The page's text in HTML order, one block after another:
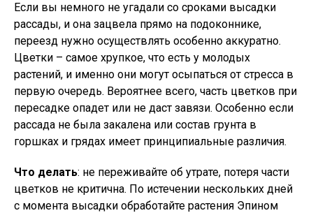
Если вы немного не угадали со сроками высадки
рассады, и она зацвела прямо на подоконнике,
переезд нужно осуществлять особенно аккуратно.
Цветки – самое хрупкое, что есть у молодых
растений, и именно они могут осыпаться от стресса в
первую очередь. Вероятнее всего, часть цветков при
пересадке опадет или не даст завязи. Особенно если
рассада не была закалена или состав грунта в
горшках и грядах имеет принципиальные различия.
Что делать: не переживайте об утрате, потеря части
цветков не критична. По истечении нескольких дней
с момента высадки обработайте растения Эпином